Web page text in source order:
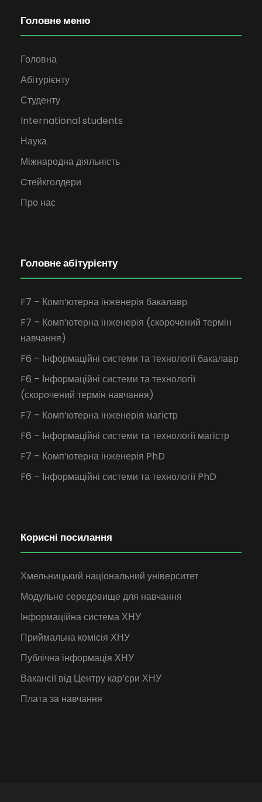
Головне меню
Головна
Абітурієнту
Студенту
International students
Наука
Міжнародна діяльність
Cтейкголдери
Про нас
Головне абітурієнту
F7 – Комп’ютерна інженерія бакалавр
F7 – Комп’ютерна інженерія (скорочений термін
навчання)
F6 – Інформаційні системи та технології бакалавр
F6 – Інформаційні системи та технології
(скорочений термін навчання)
F7 – Комп’ютерна інженерія магістр
F6 – Інформаційні системи та технології магістр
F7 – Комп’ютерна інженерія PhD
F6 – Інформаційні системи та технології PhD
Корисні посилання
Хмельницький національний університет
Модульне середовище для навчання
Інформаційна система ХНУ
Приймальна комісія ХНУ
Публічна інформація ХНУ
Вакансії від Центру кар’єри ХНУ
Плата за навчання